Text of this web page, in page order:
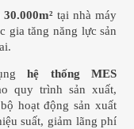
tại nhà máy
gia tăng năng lực sản
hệ thống MES
quy trình sản xuất,
hoạt động sản xuất
suất, giảm lãng phí